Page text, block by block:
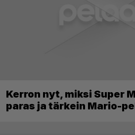
Kerron nyt, miksi Super
paras ja tärkein Mario-